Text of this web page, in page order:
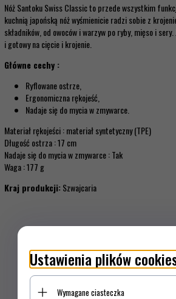
Nóż Santoku Swiss Classic to przede wszystkim
kuchnią japońską nóż wyśmienicie radzi sobie z
składników, od owoców i warzyw po ryby, mięso i
i gotowy na cięcie i krojenie.
Główne cechy :
Ryflowane ostrze,
Ergonomiczna rękojeść,
Nadaje się do mycia w zmywarce.
Materiał rękojeści : materiał syntetyczny (TPE)
Długość ostrza : 17 cm
Nadaje się do mycia w zmywarce : Tak
Waga : 177 g
Kraj produkcji:Szwajcaria
Ustawienia plików
Wymagane ciasteczka